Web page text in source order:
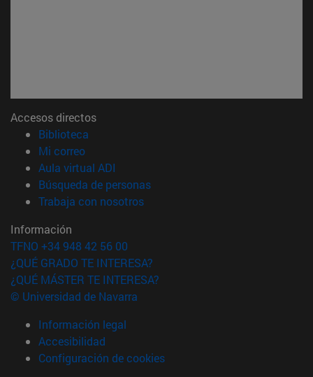
Accesos directos
Biblioteca
Mi correo(abre en nueva ventana)
Aula virtual ADI
Búsqueda de personas(abre en nueva ventana)
Trabaja con nosotros(abre en nueva ventana)
Información
TFNO +34 948 42 56 00
¿QUÉ GRADO TE INTERESA?
¿QUÉ MÁSTER TE INTERESA?
© Universidad de Navarra
Información legal
Accesibilidad
Configuración de cookies